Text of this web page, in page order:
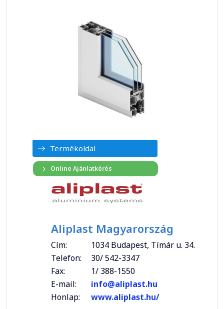
Termékoldal
Aliplast Magyarország
Cím:
1034 Budapest, Tímár u. 34.
Telefon:
30/ 542-3347
Fax:
1/ 388-1550
E-mail:
info@aliplast.hu
Honlap:
www.aliplast.hu/